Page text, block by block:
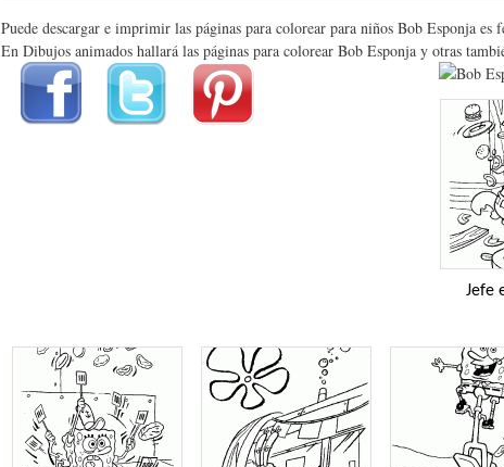
Puede descargar e imprimir las páginas para colorear para niños Bob Esponja es
En Dibujos animados hallará las páginas para colorear Bob Esponja y otras
Jefe